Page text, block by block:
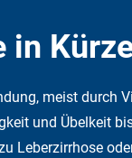
in
meist durch
und Übelkeit
Leberzirrhose